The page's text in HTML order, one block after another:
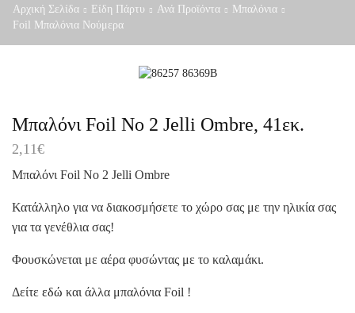
Αρχική Σελίδα Είδη Πάρτυ Ανά Προϊόντα
Μπαλόνια
Foil Μπαλόνια Νούμερα
Μπαλόνι Foil Νο 2 Jelli Ombre, 41εκ.
2,11€
Μπαλόνι Foil Νο 2 Jelli Ombre
Κατάλληλο για να διακοσμήσετε το χώρο σας με την ηλικία σας
για τα γενέθλια σας!
Φουσκώνεται με αέρα φυσώντας με το καλαμάκι.
Δείτε εδώ και άλλα μπαλόνια Foil !